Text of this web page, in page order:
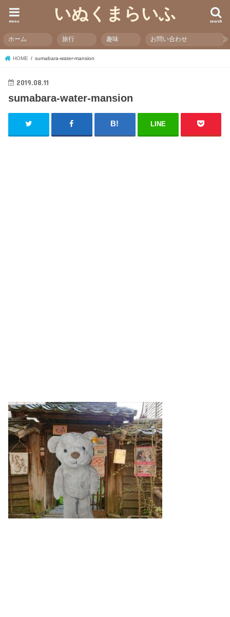
いぬくまらいふ search
menu
ホーム 旅行 趣味 お問い合わせ
HOME sumabara-water-mansion
2019.08.11
sumabara-water-mansion
LINE